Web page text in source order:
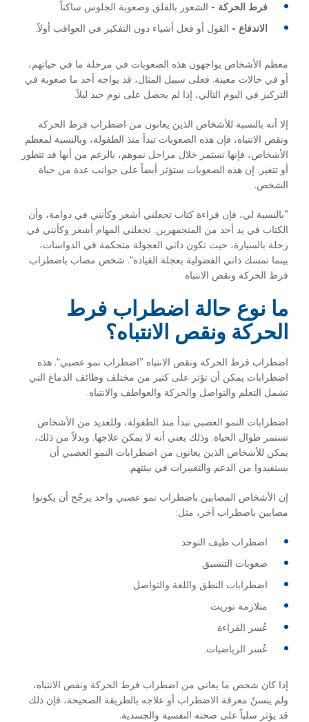
فرط الحركة - الشعور بالقلق وصعوبة الجلوس ساكناً
الاندفاع - القول أو فعل أشياء دون التفكير في العواقب أولاً.
معظم الأشخاص يواجهون هذه الصعوبات في مرحلة ما في حياتهم،
أو في حالات معينة. فعلى سبيل المثال، قد يواجه أحد ما صعوبة في
التركيز في اليوم التالي، إذا لم يحصل على نوم جيد ليلاً.
إلا أنه بالنسبة للأشخاص الذين يعانون من اضطراب فرط الحركة
ونقص الانتباه، فإن هذه الصعوبات تبدأ منذ الطفولة، وبالنسبة لمعظم
الأشخاص، فإنها تستمر خلال مراحل نموهم، بالرغم من أنها قد تتطور
أو تتغير. إن هذه الصعوبات ستؤثر أيضاً على جوانب عدة من حياة
الشخص.
”بالنسبة لي، فإن قراءة كتاب تجعلني أشعر وكأنني في دوامة، وأن
الكتاب في يد أحد من المتجمهرين. تجعلني المهام أشعر وكأنني في
رحلة بالسيارة، حيث تكون ذاتي العجولة متحكمة في الدواسات،
بينما تمسك ذاتي الفضولية بعجلة القيادة“. شخص مصاب باضطراب
فرط الحركة ونقص الانتباه
ما نوع حالة اضطراب فرط
الحركة ونقص الانتباه؟
اضطراب فرط الحركة ونقص الانتباه ”اضطراب نمو عصبي“. هذه
اضطرابات يمكن أن تؤثر على كثير من مختلف وظائف الدماغ التي
تشمل التعلم والتواصل والحركة والعواطف والانتباه.
اضطرابات النمو العصبي تبدأ منذ الطفولة، وللعديد من الأشخاص
تستمر طوال الحياة. وذلك يعني أنه لا يمكن علاجها. وبدلاً من ذلك،
يمكن للأشخاص الذين يعانون من اضطرابات النمو العصبي أن
يستفيدوا من الدعم والتغييرات في بيئتهم.
إن الأشخاص المصابين باضطراب نمو عصبي واحد يرجّح أن يكونوا
مصابين باضطراب آخر، مثل:
اضطراب طيف التوحد
صعوبات التنسيق
اضطرابات النطق واللغة والتواصل
متلازمة توريت
عُسر القراءة
عُسر الرياضيات.
إذا كان شخص ما يعاني من اضطراب فرط الحركة ونقص الانتباه،
ولم يتسنّ معرفة الاضطراب أو علاجه بالطريقة الصحيحة، فإن ذلك
قد يؤثر سلباً على صحته النفسية والجسدية.